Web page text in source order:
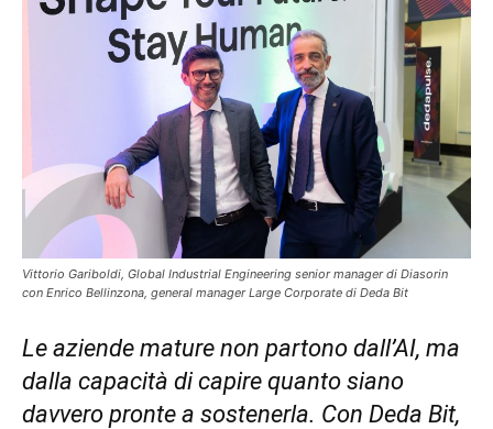
Vittorio Gariboldi, Global Industrial Engineering senior manager di Diasorin
con Enrico Bellinzona, general manager Large Corporate di Deda Bit
Le aziende mature non partono dall’AI, ma
dalla capacità di capire quanto siano
davvero pronte a sostenerla. Con Deda Bit,